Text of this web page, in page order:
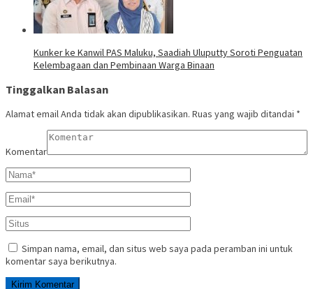
Kunker ke Kanwil PAS Maluku, Saadiah Uluputty Soroti Penguatan
Kelembagaan dan Pembinaan Warga Binaan
Tinggalkan Balasan
Alamat email Anda tidak akan dipublikasikan. Ruas yang wajib ditandai *
Komentar
Simpan nama, email, dan situs web saya pada peramban ini untuk
komentar saya berikutnya.